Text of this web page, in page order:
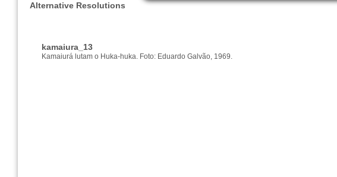
Alternative Resolutions
kamaiura_13
Kamaiurá lutam o Huka-huka. Foto: Eduardo Galvão, 1969.